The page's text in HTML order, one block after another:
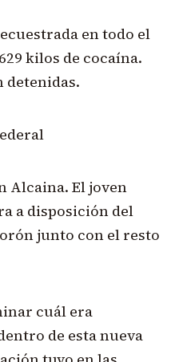
en todo el
kilos de cocaína.
detenidas.
Alcaina. El joven
a disposición del
junto con el resto
cuál era
de esta nueva